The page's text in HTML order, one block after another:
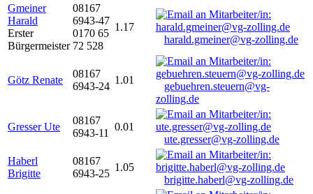
Gmeiner
Harald
Erster
Bürgermeister
08167
6943-47
0170 65
72 528
1.17
harald.gmeiner@vg-zolling.de
Götz Renate
08167
6943-24
1.01
gebuehren.steuern@vg-
zolling.de
Gresser Ute
08167
6943-11
0.01
ute.gresser@vg-zolling.de
Haberl
Brigitte
08167
6943-25
1.05
brigitte.haberl@vg-zolling.de